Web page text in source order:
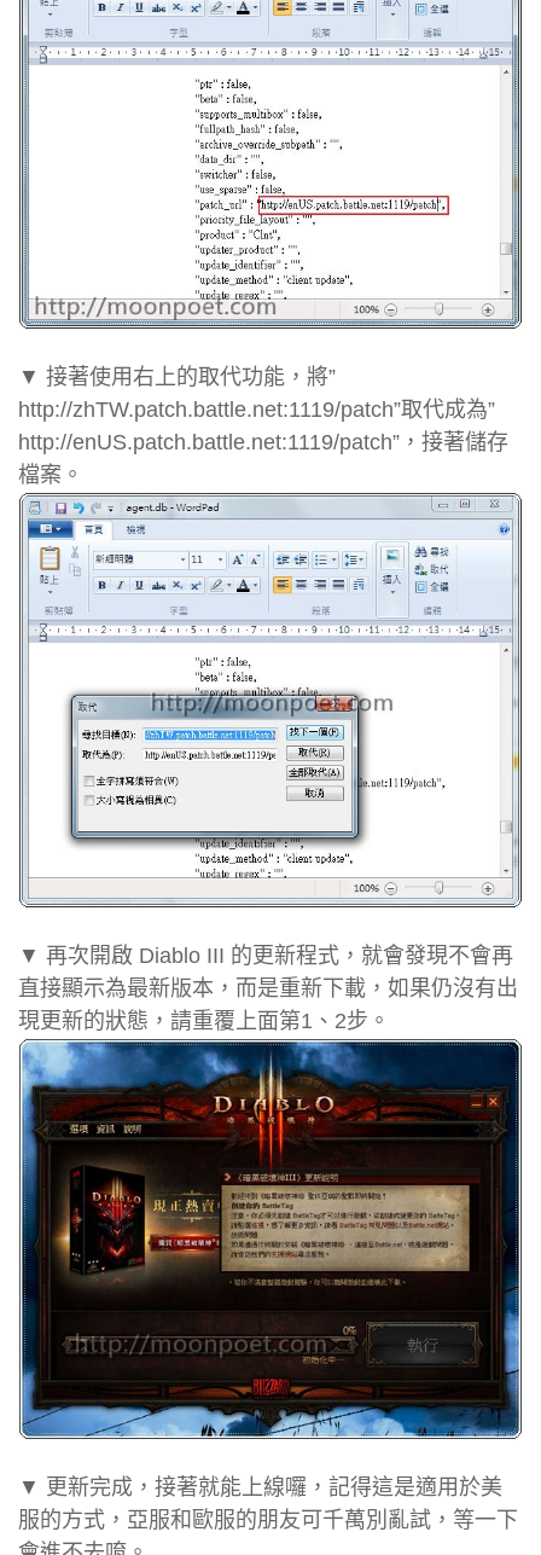
▼ 接著使用右上的取代功能，將”
http://zhTW.patch.battle.net:1119/patch”取代成為”
http://enUS.patch.battle.net:1119/patch”，接著儲存
檔案。
▼ 再次開啟 Diablo III 的更新程式，就會發現不會再
直接顯示為最新版本，而是重新下載，如果仍沒有出
現更新的狀態，請重覆上面第1、2步。
▼ 更新完成，接著就能上線囉，記得這是適用於美
服的方式，亞服和歐服的朋友可千萬別亂試，等一下